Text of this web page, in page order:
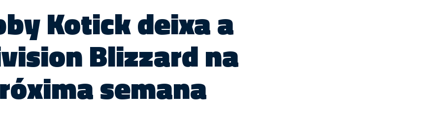
Kotick deixa a
Blizzard na
semana